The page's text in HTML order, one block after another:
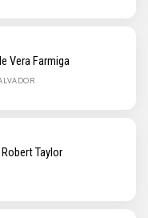
Vera Farmiga
Taylor